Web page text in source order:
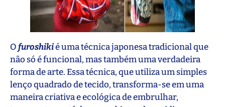
Ofuroshikié uma técnica japonesa tradicional que
não só é funcional, mas também uma verdadeira
forma de arte. Essa técnica, que utiliza um simples
lenço quadrado de tecido, transforma-se em uma
maneira criativa e ecológica de embrulhar,